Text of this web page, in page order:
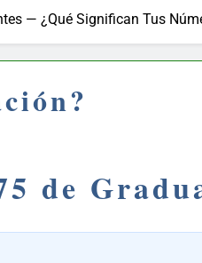
— ¿Qué Significan Tus
de